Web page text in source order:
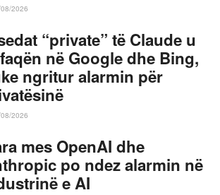
2026
“private” të Claude u
në Google dhe Bing,
ngritur alarmin për
2026
mes OpenAI dhe
po ndez alarmin në
e AI